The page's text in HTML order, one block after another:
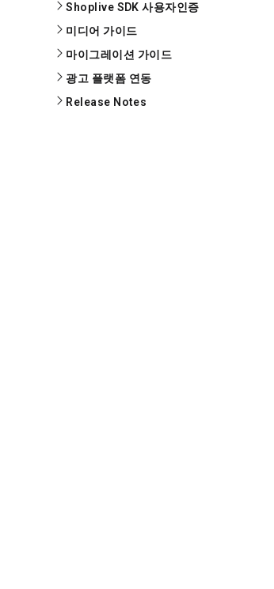
Shoplive SDK 사용자인증
미디어 가이드
마이그레이션 가이드
광고 플랫폼 연동
Release Notes